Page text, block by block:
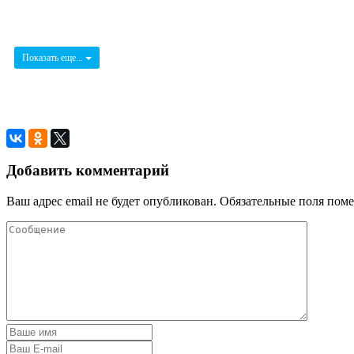
Показать еще...
Добавить комментарий
Ваш адрес email не будет опубликован. Обязательные поля